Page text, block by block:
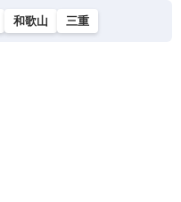
和歌山 三重